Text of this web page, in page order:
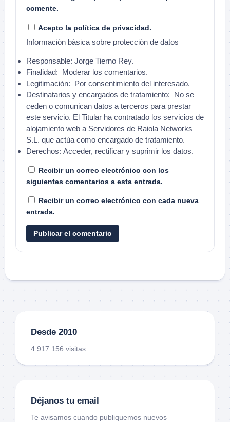
comente.
Acepto la política de privacidad.
Información básica sobre protección de datos
Responsable: Jorge Tierno Rey.
Finalidad: Moderar los comentarios.
Legitimación: Por consentimiento del interesado.
Destinatarios y encargados de tratamiento: No se
ceden o comunican datos a terceros para prestar
este servicio. El Titular ha contratado los servicios de
alojamiento web a Servidores de Raiola Networks
S.L. que actúa como encargado de tratamiento.
Derechos: Acceder, rectificar y suprimir los datos.
Recibir un correo electrónico con los
siguientes comentarios a esta entrada.
Recibir un correo electrónico con cada nueva
entrada.
Desde 2010
4.917.156 visitas
Déjanos tu email
Te avisamos cuando publiquemos nuevos